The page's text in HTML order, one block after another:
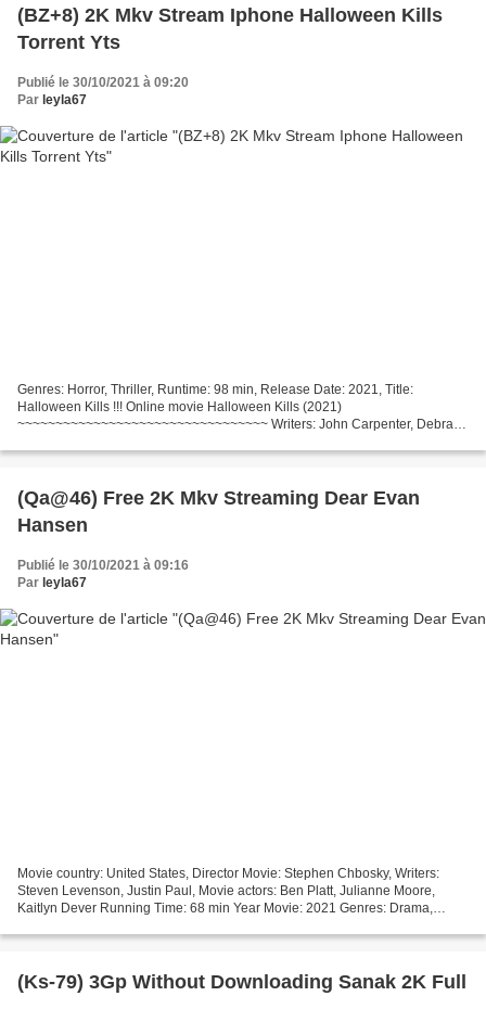
(BZ+8) 2K Mkv Stream Iphone Halloween Kills
Torrent Yts
Publié le 30/10/2021 à 09:20
Par leyla67
Genres: Horror, Thriller, Runtime: 98 min, Release Date: 2021, Title:
Halloween Kills !!! Online movie Halloween Kills (2021)
~~~~~~~~~~~~~~~~~~~~~~~~~~~~~~~~~ Writers: John Carpenter, Debra
(Qa@46) Free 2K Mkv Streaming Dear Evan
Hansen
Publié le 30/10/2021 à 09:16
Par leyla67
Movie country: United States, Director Movie: Stephen Chbosky, Writers:
Steven Levenson, Justin Paul, Movie actors: Ben Platt, Julianne Moore,
Kaitlyn Dever Running Time: 68 min Year Movie: 2021 Genres: Drama,
@@@@@@@@@@@@@@@@@@@@@@@@@@@@@@@@@...
(Ks-79) 3Gp Without Downloading Sanak 2K Full